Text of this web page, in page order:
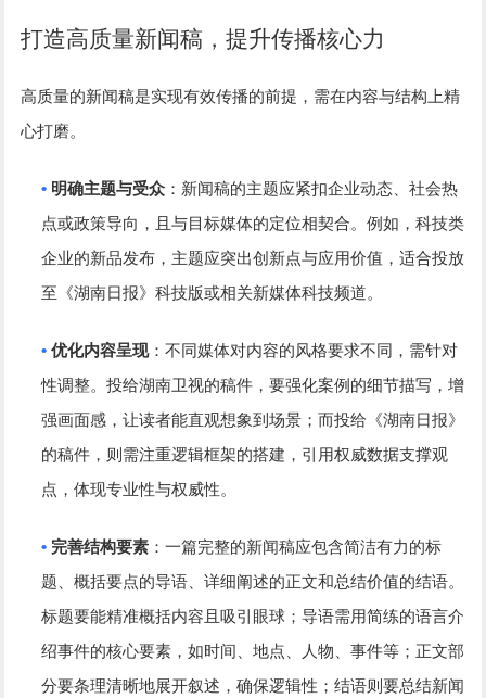
打造高质量新闻稿，提升传播核心力
高质量的新闻稿是实现有效传播的前提，需在内容与结构上精
心打磨。
• 明确主题与受众 ：新闻稿的主题应紧扣企业动态、社会热
点或政策导向，且与目标媒体的定位相契合。例如，科技类
企业的新品发布，主题应突出创新点与应用价值，适合投放
至《湖南日报》科技版或相关新媒体科技频道。
•优化内容呈现：不同媒体对内容的风格要求不同，需针对
性调整。投给湖南卫视的稿件，要强化案例的细节描写，增
强画面感，让读者能直观想象到场景；而投给《湖南日报》
的稿件，则需注重逻辑框架的搭建，引用权威数据支撑观
点，体现专业性与权威性。
• 完善结构要素 ：一篇完整的新闻稿应包含简洁有力的标
题、概括要点的导语、详细阐述的正文和总结价值的结语。
标题要能精准概括内容且吸引眼球；导语需用简练的语言介
绍事件的核心要素，如时间、地点、人物、事件等；正文部
分要条理清晰地展开叙述，确保逻辑性；结语则要总结新闻